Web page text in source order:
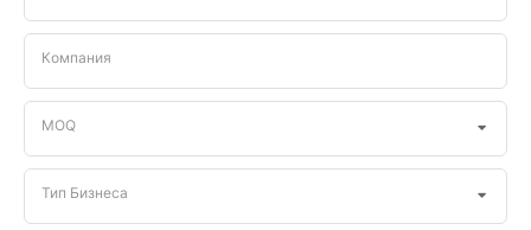
Компания
MOQ
Тип Бизнеса